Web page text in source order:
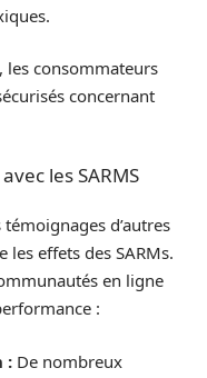
les consommateurs
concernant
les SARMS
d’autres
effets des SARMs.
en ligne
:
: De nombreux